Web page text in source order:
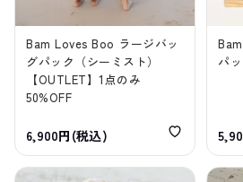
Bam Loves Boo ラージバッ
グパック（シーミスト）
【OUTLET】1点のみ
50%OFF
6,900円(税込)
パ